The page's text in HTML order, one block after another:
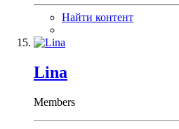
Найти контент
Lina
Members